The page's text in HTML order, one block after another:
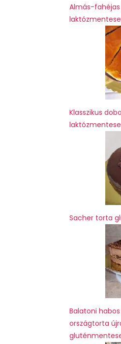
Almás-
Klasszikus
Sacher torta
Balatoni
országtorta